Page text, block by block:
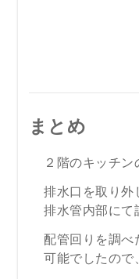
まとめ
２階のキッチン
排水口を取り外
排水管内部にて
配管回りを調べ
可能でしたので